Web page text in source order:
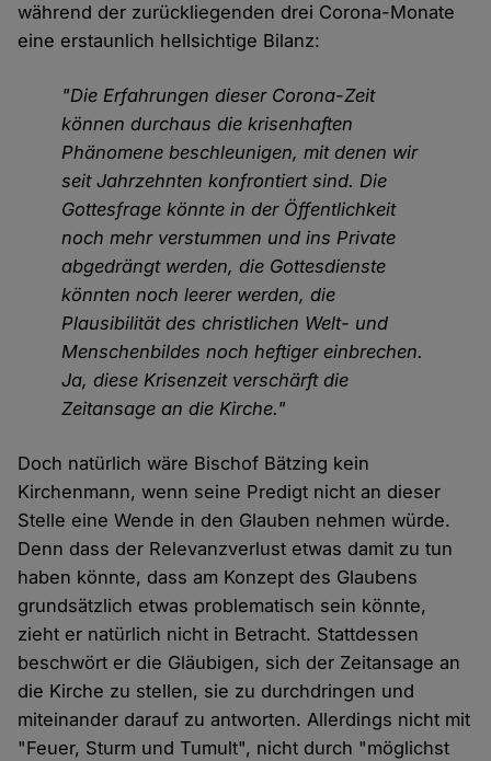
während der zurückliegenden drei Corona-Monate
eine erstaunlich hellsichtige Bilanz:
"Die Erfahrungen dieser Corona-Zeit
können durchaus die krisenhaften
Phänomene beschleunigen, mit denen wir
seit Jahrzehnten konfrontiert sind. Die
Gottesfrage könnte in der Öffentlichkeit
noch mehr verstummen und ins Private
abgedrängt werden, die Gottesdienste
könnten noch leerer werden, die
Plausibilität des christlichen Welt- und
Menschenbildes noch heftiger einbrechen.
Ja, diese Krisenzeit verschärft die
Zeitansage an die Kirche."
Doch natürlich wäre Bischof Bätzing kein
Kirchenmann, wenn seine Predigt nicht an dieser
Stelle eine Wende in den Glauben nehmen würde.
Denn dass der Relevanzverlust etwas damit zu tun
haben könnte, dass am Konzept des Glaubens
grundsätzlich etwas problematisch sein könnte,
zieht er natürlich nicht in Betracht. Stattdessen
beschwört er die Gläubigen, sich der Zeitansage an
die Kirche zu stellen, sie zu durchdringen und
miteinander darauf zu antworten. Allerdings nicht mit
"Feuer, Sturm und Tumult", nicht durch "möglichst